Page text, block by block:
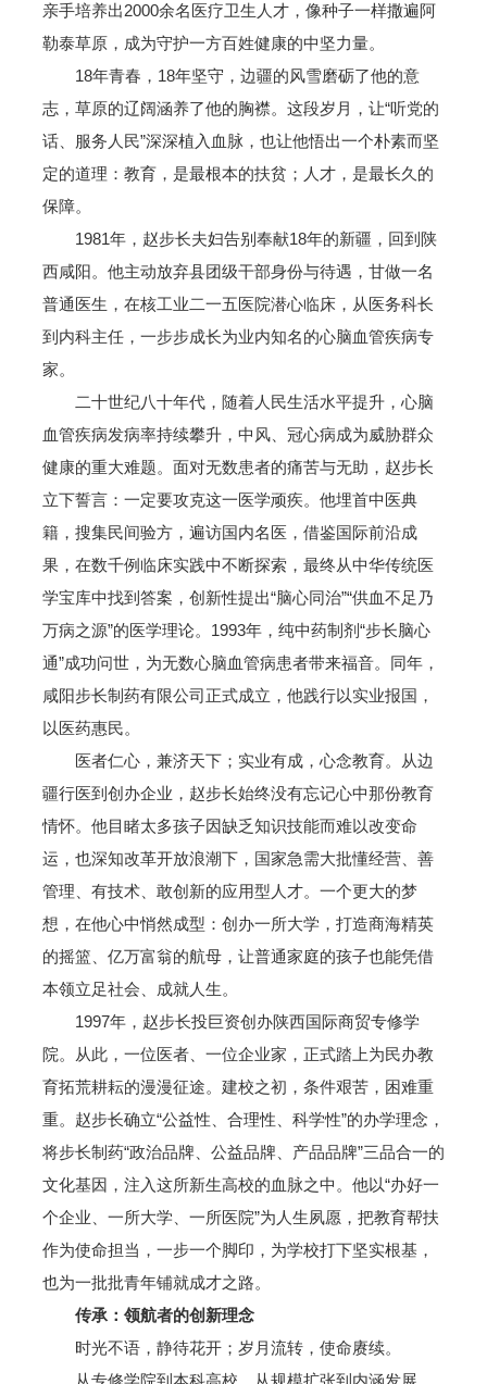
亲手培养出2000余名医疗卫生人才，像种子一样撒遍阿
勒泰草原，成为守护一方百姓健康的中坚力量。
18年青春，18年坚守，边疆的风雪磨砺了他的意
志，草原的辽阔涵养了他的胸襟。这段岁月，让“听党的
话、服务人民”深深植入血脉，也让他悟出一个朴素而坚
定的道理：教育，是最根本的扶贫；人才，是最长久的
保障。
1981年，赵步长夫妇告别奉献18年的新疆，回到陕
西咸阳。他主动放弃县团级干部身份与待遇，甘做一名
普通医生，在核工业二一五医院潜心临床，从医务科长
到内科主任，一步步成长为业内知名的心脑血管疾病专
家。
二十世纪八十年代，随着人民生活水平提升，心脑
血管疾病发病率持续攀升，中风、冠心病成为威胁群众
健康的重大难题。面对无数患者的痛苦与无助，赵步长
立下誓言：一定要攻克这一医学顽疾。他埋首中医典
籍，搜集民间验方，遍访国内名医，借鉴国际前沿成
果，在数千例临床实践中不断探索，最终从中华传统医
学宝库中找到答案，创新性提出“脑心同治”“供血不足乃
万病之源”的医学理论。1993年，纯中药制剂“步长脑心
通”成功问世，为无数心脑血管病患者带来福音。同年，
咸阳步长制药有限公司正式成立，他践行以实业报国，
以医药惠民。
医者仁心，兼济天下；实业有成，心念教育。从边
疆行医到创办企业，赵步长始终没有忘记心中那份教育
情怀。他目睹太多孩子因缺乏知识技能而难以改变命
运，也深知改革开放浪潮下，国家急需大批懂经营、善
管理、有技术、敢创新的应用型人才。一个更大的梦
想，在他心中悄然成型：创办一所大学，打造商海精英
的摇篮、亿万富翁的航母，让普通家庭的孩子也能凭借
本领立足社会、成就人生。
1997年，赵步长投巨资创办陕西国际商贸专修学
院。从此，一位医者、一位企业家，正式踏上为民办教
育拓荒耕耘的漫漫征途。建校之初，条件艰苦，困难重
重。赵步长确立“公益性、合理性、科学性”的办学理念，
将步长制药“政治品牌、公益品牌、产品品牌”三品合一的
文化基因，注入这所新生高校的血脉之中。他以“办好一
个企业、一所大学、一所医院”为人生夙愿，把教育帮扶
作为使命担当，一步一个脚印，为学校打下坚实根基，
也为一批批青年铺就成才之路。
传承：领航者的创新理念
时光不语，静待花开；岁月流转，使命赓续。
从专修学院到本科高校，从规模扩张到内涵发展，